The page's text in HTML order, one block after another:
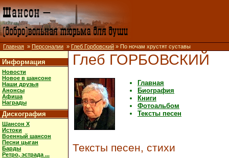
Главная » Персоналии » Глеб Горбовский » По ночам хрустят суставы
Информация
Новости
Новое в шансоне
Наши друзья
Анонсы
Афиша
Награды
Дискография
Шансон X
Истоки
Военный шансон
Песни цыган
Барды
Ретро, эстрада ...
Глеб ГОРБОВСКИЙ
Главная
Биография
Книги
Фотоальбом
Тексты песен
Тексты песен, стихи